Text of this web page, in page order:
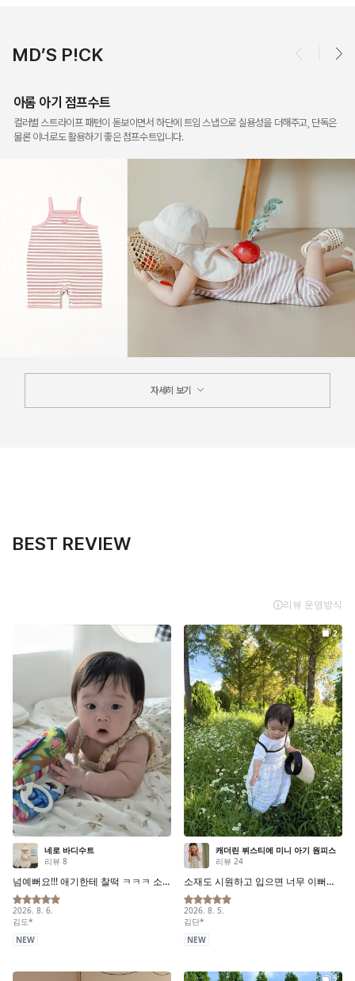
MD’S P!CK
아롬 아기 점프수트
컬러별 스트라이프 패턴이 돋보이면서 하단에 트임 스냅으로 실용성을 더해주고, 단독은
물론 이너로도 활용하기 좋은 점프수트입니다.
자세히 보기
BEST REVIEW